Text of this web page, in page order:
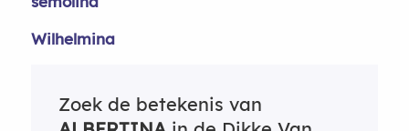
Wilhelmina
Zoek de betekenis van